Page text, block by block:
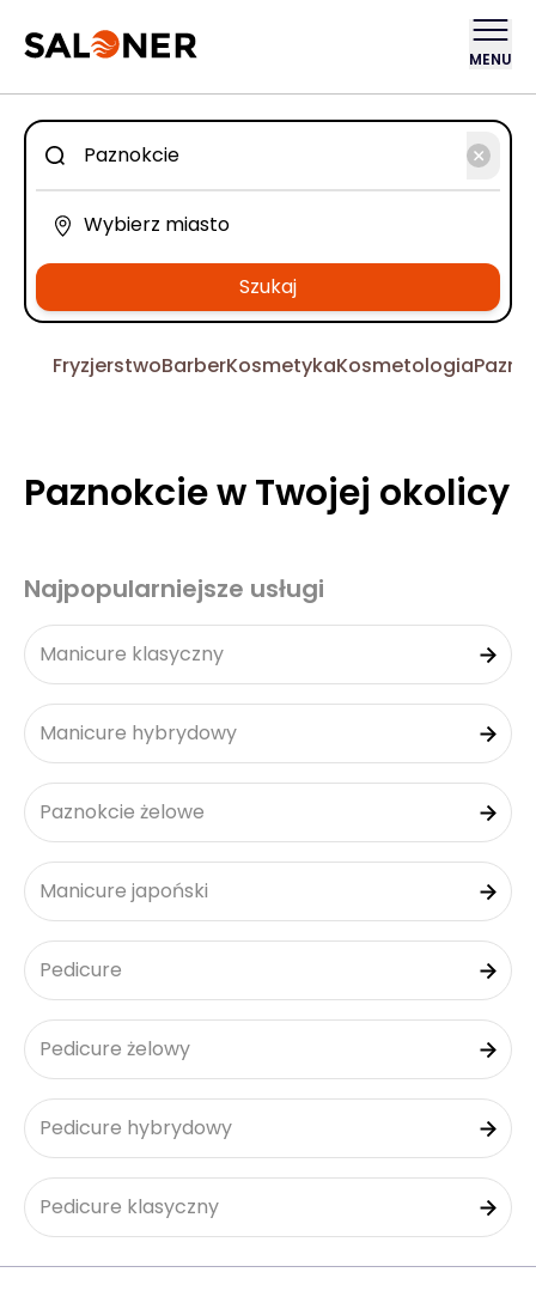
MENU
Szukaj
FryzjerstwoBarberKosmetykaKosmetologia
Paznokcie w Twojej okolicy
Najpopularniejsze usługi
Manicure klasyczny
Manicure hybrydowy
Paznokcie żelowe
Manicure japoński
Pedicure
Pedicure żelowy
Pedicure hybrydowy
Pedicure klasyczny